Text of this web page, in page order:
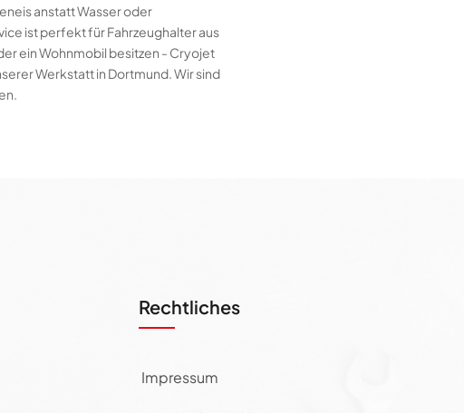
anstatt Wasser oder
ist perfekt für Fahrzeughalter aus
ein Wohnmobil besitzen - Cryojet
Werkstatt in Dortmund. Wir sind
Rechtliches
Impressum